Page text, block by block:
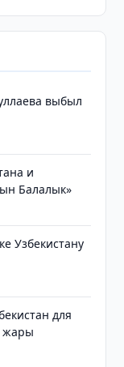
выбыл
и
Балалык»
Узбекистану
для
жары